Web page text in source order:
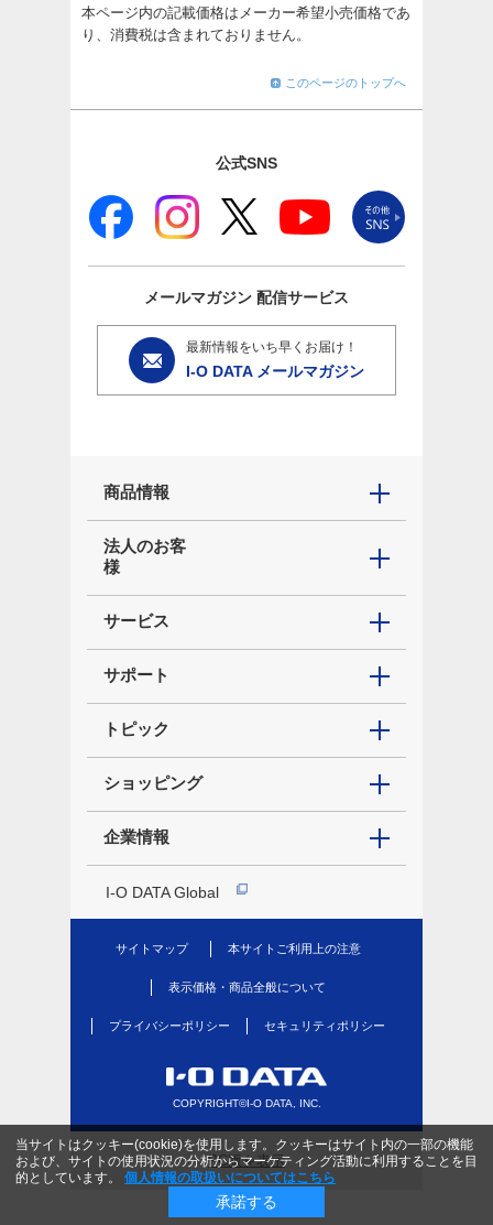
本ページ内の記載価格はメーカー希望小売価格であ
り、消費税は含まれておりません。
このページのトップへ
公式SNS
メールマガジン 配信サービス
最新情報をいち早くお届け！
I-O DATA メールマガジン
商品情報
法人のお客
様
サービス
サポート
トピック
ショッピング
企業情報
I-O DATA Global
サイトマップ 本サイトご利用上の注意
表示価格・商品全般について
プライバシーポリシー セキュリティポリシー
COPYRIGHT©I-O DATA, INC.
当サイトはクッキー(cookie)を使用します。クッキーはサイト内の一部の機能
および、サイトの使用状況の分析からマーケティング活動に利用することを目
的としています。
個人情報の取扱いについてはこちら
承諾する
PC版を表示